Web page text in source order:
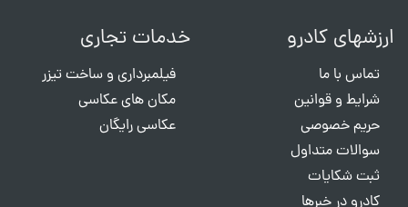
ارزشهای کادرو
تماس با ما
شرایط و قوانین
حریم خصوصی
سوالات متداول
ثبت شکایات
کادرو در خبرها
خدمات تجاری
فیلمبرداری و ساخت تیزر
مکان های عکاسی
عکاسی رایگان